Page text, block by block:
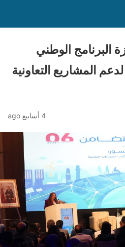
البرنامج الوطني
المشاريع التعاونية
4 أسابيع ago